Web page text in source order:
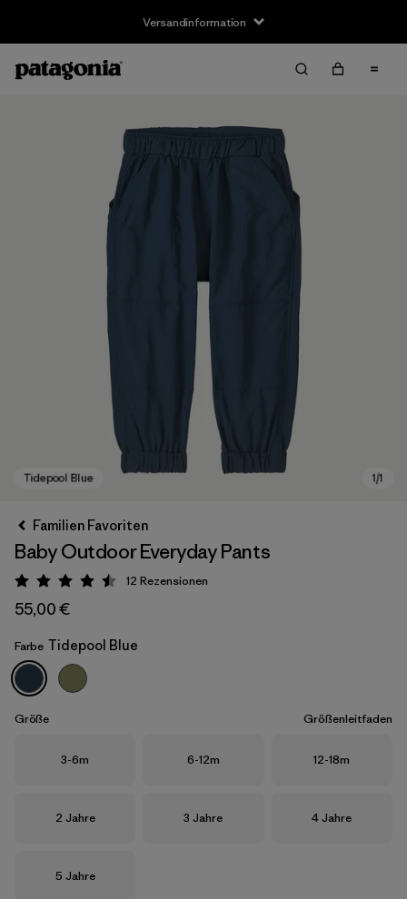
Versandinformation
Tidepool Blue
Familien Favoriten
Baby Outdoor Everyday Pants
Bewertung: 4.5 / 5
12 Rezensionen
55,00 €
Farbe Tidepool Blue
Größe Größenleitfaden
Größe
3-6m Größe
6-12m Größe
12-18m
Größe
2 Jahre Größe
3 Jahre Größe
4 Jahre
Größe
5 Jahre